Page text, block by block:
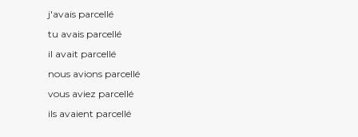
j'avais parcellé
tu avais parcellé
il avait parcellé
nous avions parcellé
vous aviez parcellé
ils avaient parcellé